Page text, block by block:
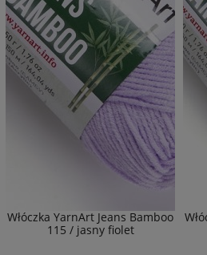
Włóczka YarnArt Jeans Bamboo
115 / jasny fiolet